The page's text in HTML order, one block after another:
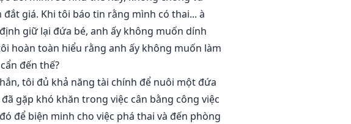
giá. Khi tôi báo tin rằng mình có thai... à
giữ lại đứa bé, anh ấy không muốn dính
hoàn toàn hiểu rằng anh ấy không muốn làm
đến thế?
tôi đủ khả năng tài chính để nuôi một đứa
gặp khó khăn trong việc cân bằng công việc
để biện minh cho việc phá thai và đến phòng